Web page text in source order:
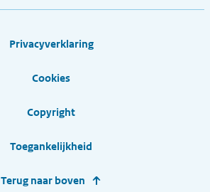
Privacyverklaring
Cookies
Copyright
Toegankelijkheid
Terug naar boven